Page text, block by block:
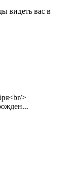
видеть вас в
>